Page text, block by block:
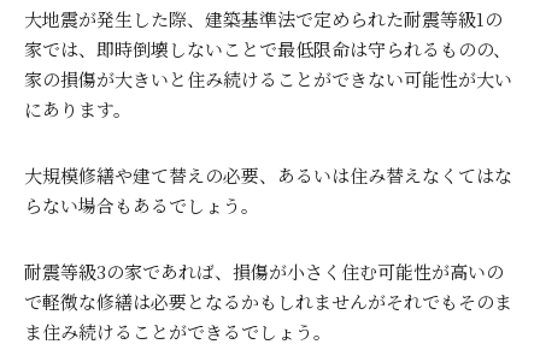
大地震が発生した際、建築基準法で定められた耐震等級1 の
家では、即時倒壊しないことで最低限命は守られるものの、
家の損傷が大きいと住み続けることができない可能性が大い
にあります。
大規模修繕や建て替えの必要、あるいは住み替えなくてはな
らない場合もあるでしょう。
耐震等級3の家であれば、損傷が小さく住む可能性が高いの
で軽微な修繕は必要となるかもしれませんがそれでもそのま
ま住み続けることができるでしょう。